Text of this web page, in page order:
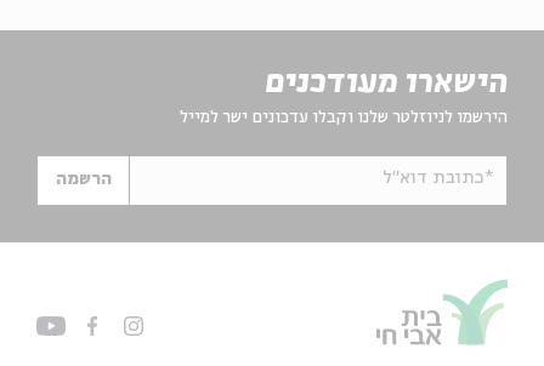
הישארו מעודכנים
הירשמו לניוזלטר שלנו וקבלו עדכונים ישר למייל
*כתובת דוא"ל הרשמה